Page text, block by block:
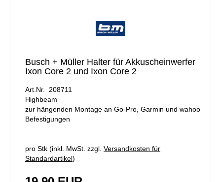
Busch + Müller Halter für Akkuscheinwerfer
Ixon Core 2 und Ixon Core 2
Art.Nr. 208711
Highbeam
zur hängenden Montage an Go-Pro, Garmin und wahoo
Befestigungen
pro Stk (inkl. MwSt. zzgl. Versandkosten für
Standardartikel)